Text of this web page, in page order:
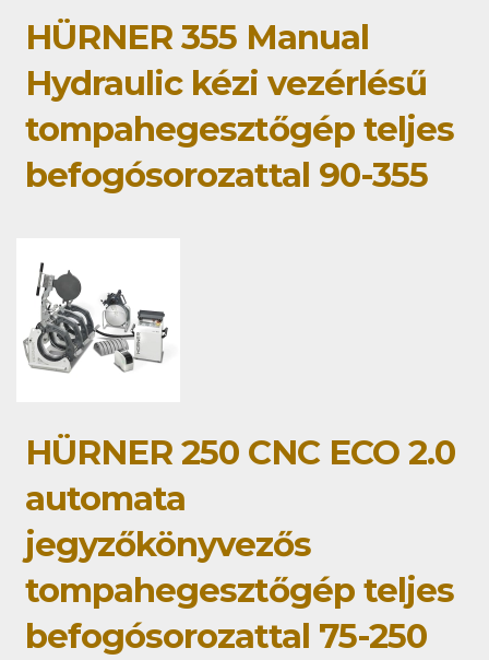
HÜRNER 355 Manual
Hydraulic kézi vezérlésű
tompahegesztőgép teljes
befogósorozattal 90-355
HÜRNER 250 CNC ECO 2.0
automata
jegyzőkönyvezős
tompahegesztőgép teljes
befogósorozattal 75-250